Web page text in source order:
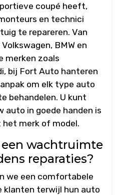
coupé heeft,
en technici
te repareren. Van
BMW en
merken zoals
bij Fort Auto hanteren
om elk type auto
behandelen. U kunt
auto in goede handen is
merk of model.
wachtruimte
reparaties?
we een comfortabele
terwijl hun auto